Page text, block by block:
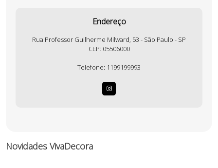
Endereço
Rua Professor Guilherme Milward, 53 - São Paulo - SP
CEP: 05506000
Telefone: 1199199993
Novidades VivaDecora